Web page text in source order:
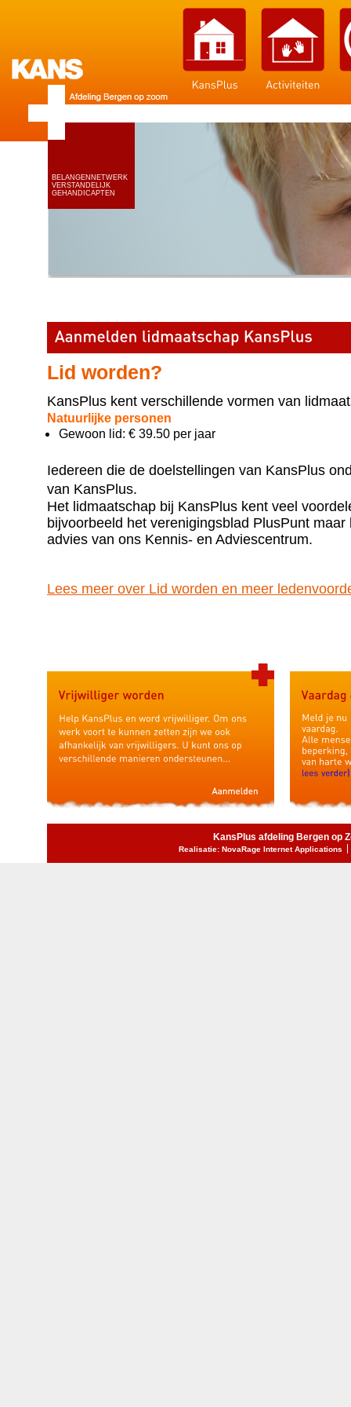
BELANGENNETWERK
VERSTANDELIJK
GEHANDICAPTEN
Lid worden?
KansPlus kent verschillende vormen van
Natuurlijke personen
Gewoon lid: € 39.50 per jaar
Iedereen die de doelstellingen van KansPlus
van KansPlus.
Het lidmaatschap bij KansPlus kent veel
bijvoorbeeld het verenigingsblad PlusPunt
advies van ons Kennis- en Adviescentrum.
Lees meer over Lid worden en meer
KansPlus afdeling Bergen op
Realisatie: NovaRage Internet Applications